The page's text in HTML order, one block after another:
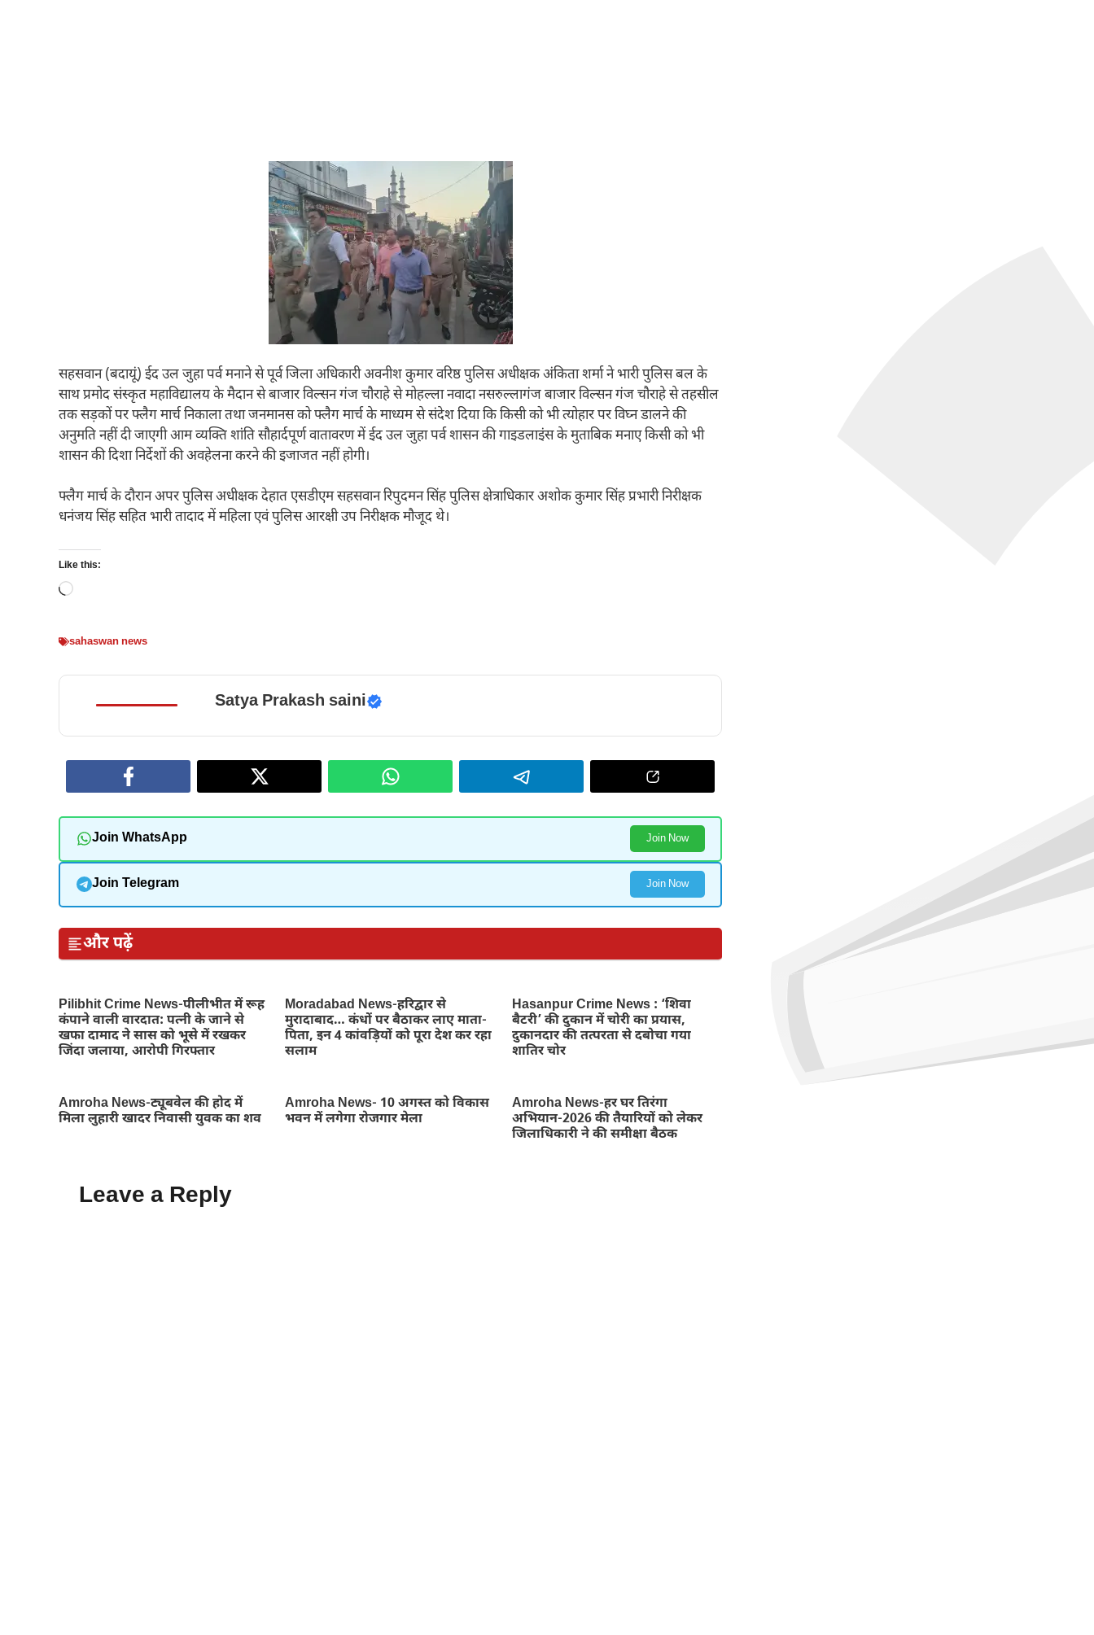
सहसवान (बदायूं) ईद उल जुहा पर्व मनाने से पूर्व जिला अधिकारी अवनीश कुमार वरिष्ठ पुलिस अधीक्षक अंकिता शर्मा ने भारी पुलिस बल के
साथ प्रमोद संस्कृत महाविद्यालय के मैदान से बाजार विल्सन गंज चौराहे से मोहल्ला नवादा नसरुल्लागंज बाजार विल्सन गंज चौराहे से तहसील
तक सड़कों पर फ्लैग मार्च निकाला तथा जनमानस को फ्लैग मार्च के माध्यम से संदेश दिया कि किसी को भी त्योहार पर विघ्न डालने की
अनुमति नहीं दी जाएगी आम व्यक्ति शांति सौहार्दपूर्ण वातावरण में ईद उल जुहा पर्व शासन की गाइडलाइंस के मुताबिक मनाए किसी को भी
शासन की दिशा निर्देशों की अवहेलना करने की इजाजत नहीं होगी।
फ्लैग मार्च के दौरान अपर पुलिस अधीक्षक देहात एसडीएम सहसवान रिपुदमन सिंह पुलिस क्षेत्राधिकार अशोक कुमार सिंह प्रभारी निरीक्षक
धनंजय सिंह सहित भारी तादाद में महिला एवं पुलिस आरक्षी उप निरीक्षक मौजूद थे।
Like this:
Loading…
sahaswan news
Satya Prakash saini
Join WhatsApp Join Now
Join Telegram Join Now
और पढ़ें
Pilibhit Crime News-पीलीभीत में रूह
कंपाने वाली वारदात: पत्नी के जाने से
खफा दामाद ने सास को भूसे में रखकर
जिंदा जलाया, आरोपी गिरफ्तार
Moradabad News-हरिद्वार से
मुरादाबाद… कंधों पर बैठाकर लाए माता-
पिता, इन 4 कांवड़ियों को पूरा देश कर रहा
सलाम
Hasanpur Crime News : ‘शिवा
बैटरी’ की दुकान में चोरी का प्रयास,
दुकानदार की तत्परता से दबोचा गया
शातिर चोर
Amroha News-ट्यूबवेल की होद में
मिला लुहारी खादर निवासी युवक का शव
Amroha News- 10 अगस्त को विकास
भवन में लगेगा रोजगार मेला
Amroha News-हर घर तिरंगा
अभियान-2026 की तैयारियों को लेकर
जिलाधिकारी ने की समीक्षा बैठक
Leave a Reply